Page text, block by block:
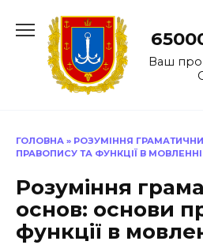
до
Ваш
ГОЛОВНА » РОЗУМІННЯ
ПРАВОПИСУ ТА ФУНКЦІЇ В МОВЛЕННІ
Розуміння
основ: основи
функції в